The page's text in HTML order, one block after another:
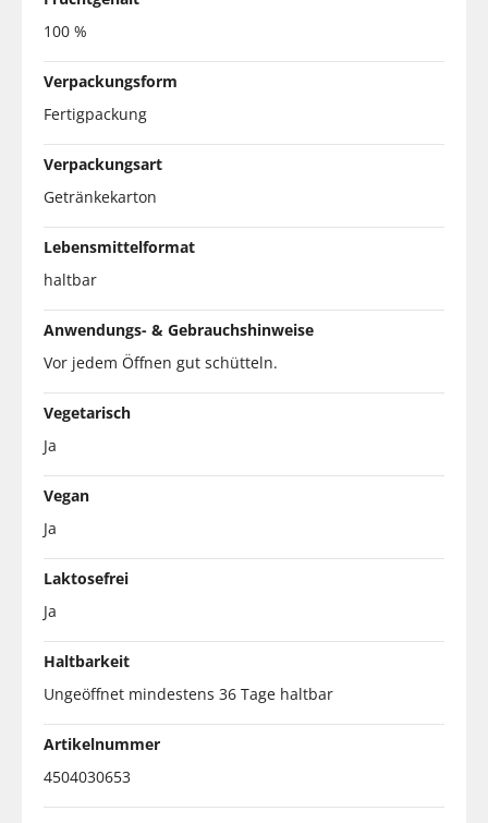
100 %
Verpackungsform
Fertigpackung
Verpackungsart
Getränkekarton
Lebensmittelformat
haltbar
Anwendungs- & Gebrauchshinweise
Vor jedem Öffnen gut schütteln.
Vegetarisch
Ja
Vegan
Ja
Laktosefrei
Ja
Haltbarkeit
Ungeöffnet mindestens 36 Tage haltbar
Artikelnummer
4504030653